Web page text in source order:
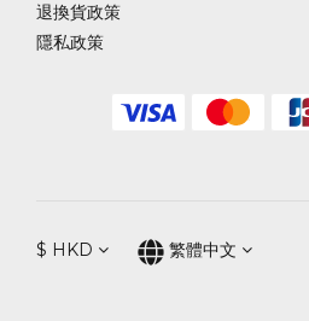
退換貨政策
隱私政策
$ HKD 繁體中文